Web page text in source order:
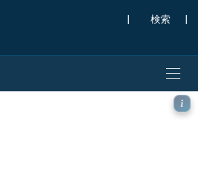
| |
[AI] モデル -